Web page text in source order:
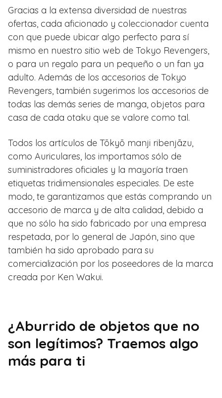
Gracias a la extensa diversidad de nuestras
ofertas, cada aficionado y coleccionador cuenta
con que puede ubicar algo perfecto para sí
mismo en nuestro sitio web de Tokyo Revengers,
o para un regalo para un pequeño o un fan ya
adulto. Además de los accesorios de Tokyo
Revengers, también sugerimos los accesorios de
todas las demás series de manga, objetos para
casa de cada otaku que se valore como tal.
Todos los artículos de Tōkyō manji ribenjāzu,
como Auriculares, los importamos sólo de
suministradores oficiales y la mayoría traen
etiquetas tridimensionales especiales. De este
modo, te garantizamos que estás comprando un
accesorio de marca y de alta calidad, debido a
que no sólo ha sido fabricado por una empresa
respetada, por lo general de Japón, sino que
también ha sido aprobado para su
comercialización por los poseedores de la marca
creada por Ken Wakui.
¿Aburrido de objetos que no
son legítimos? Traemos algo
más para ti